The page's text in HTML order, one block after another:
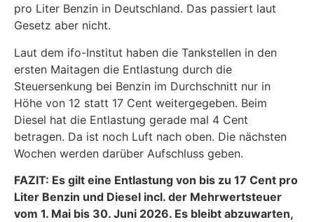
pro Liter Benzin in Deutschland. Das passiert laut
Gesetz aber nicht.
Laut dem ifo-Institut haben die Tankstellen in den
ersten Maitagen die Entlastung durch die
Steuersenkung bei Benzin im Durchschnitt nur in
Höhe von 12 statt 17 Cent weitergegeben. Beim
Diesel hat die Entlastung gerade mal 4 Cent
betragen. Da ist noch Luft nach oben. Die nächsten
Wochen werden darüber Aufschluss geben.
FAZIT: Es gilt eine Entlastung von bis zu 17 Cent pro
Liter Benzin und Diesel incl. der Mehrwertsteuer
vom 1. Mai bis 30. Juni 2026. Es bleibt abzuwarten,